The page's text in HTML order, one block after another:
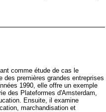
comme étude de cas le
premières grandes entreprises
1990, elle offre un exemple
des Plateformes d'Amsterdam,
Ensuite, il examine
marchandisation et